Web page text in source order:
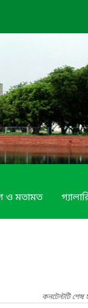
ও মতামত
কনটেন্টটি